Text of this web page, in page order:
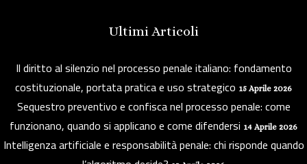
Ultimi Articoli
Il diritto al silenzio nel processo penale italiano: fondamento
costituzionale, portata pratica e uso strategico 15 Aprile 2026
Sequestro preventivo e confisca nel processo penale: come
funzionano, quando si applicano e come difendersi 14 Aprile 2026
Intelligenza artificiale e responsabilità penale: chi risponde quando